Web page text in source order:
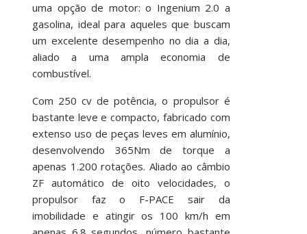
uma opção de motor: o Ingenium 2.0 a
gasolina, ideal para aqueles que buscam
um excelente desempenho no dia a dia,
aliado a uma ampla economia de
combustível.
Com 250 cv de potência, o propulsor é
bastante leve e compacto, fabricado com
extenso uso de peças leves em alumínio,
desenvolvendo 365Nm de torque a
apenas 1.200 rotações. Aliado ao câmbio
ZF automático de oito velocidades, o
propulsor faz o F-PACE sair da
imobilidade e atingir os 100 km/h em